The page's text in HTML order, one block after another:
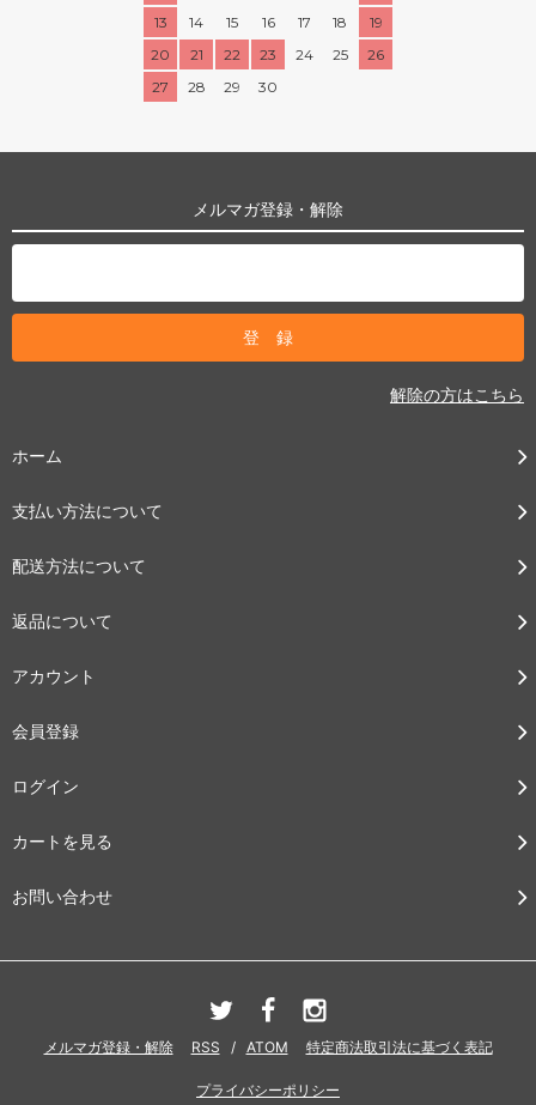
13
14 15 16 17 18
19
20
21 22 23 24 25
26
27
28 29 30
メルマガ登録・解除
解除の方はこちら
ホーム
支払い方法について
配送方法について
返品について
アカウント
会員登録
ログイン
カートを見る
お問い合わせ
メルマガ登録・解除 RSS / ATOM 特定商法取引法に基づく表記
プライバシーポリシー